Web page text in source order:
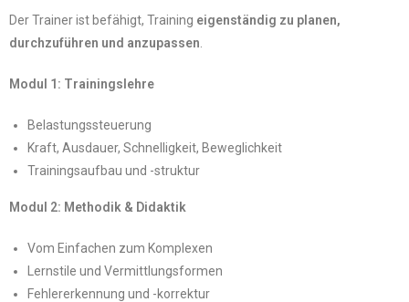
Der Trainer ist befähigt, Training eigenständig zu planen,
durchzuführen und anzupassen
Modul 1: Trainingslehre
Belastungssteuerung
Kraft, Ausdauer, Schnelligkeit, Beweglichkeit
Trainingsaufbau und -struktur
Modul 2: Methodik & Didaktik
Vom Einfachen zum Komplexen
Lernstile und Vermittlungsformen
Fehlererkennung und -korrektur